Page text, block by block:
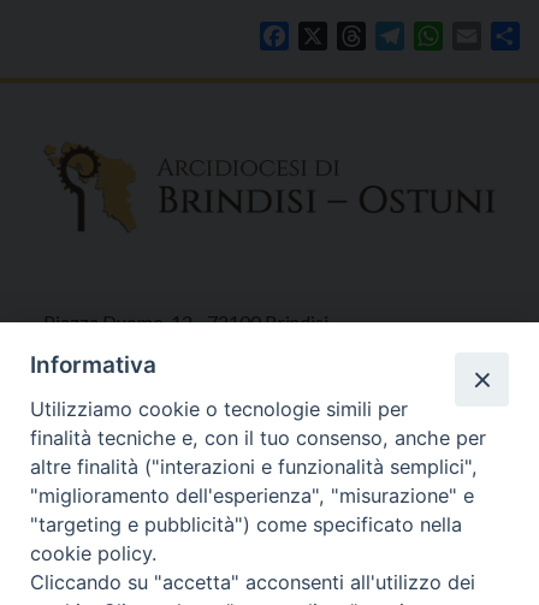
FacebookThreadsTelegram Email
Piazza Duomo, 12 - 72100 Brindisi
Tel 0831.521958
Fax 0831.528315
Orari Curia
Mar. / Mer. / Giov. ore 9 - 13
nei mesi estivi solo Martedì ore 9 - 13
Informativa
Utilizziamo cookie o tecnologie simili per
finalità tecniche e, con il tuo consenso, anche per
altre finalità ("interazioni e funzionalità semplici",
"miglioramento dell'esperienza", "misurazione" e
"targeting e pubblicità") come specificato nella
cookie policy.
Cliccando su "accetta" acconsenti all'utilizzo dei